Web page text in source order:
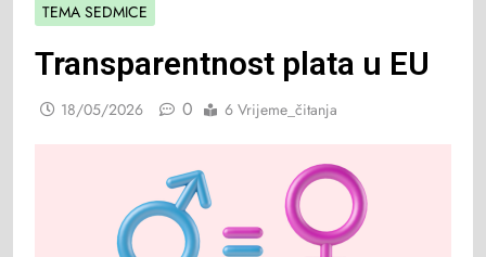
TEMA SEDMICE
Transparentnost plata u EU
18/05/2026 0 6 Vrijeme_čitanja